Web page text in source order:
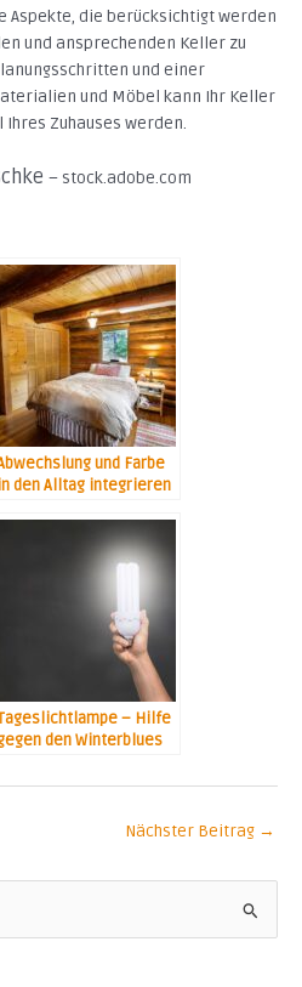
Aspekte, die berücksichtigt werden
und ansprechenden Keller zu
und einer
und Möbel kann Ihr Keller
Zuhauses werden.
– stock.adobe.com
und Farbe
in den Alltag integrieren
– Hilfe
den Winterblues
Nächster Beitrag →